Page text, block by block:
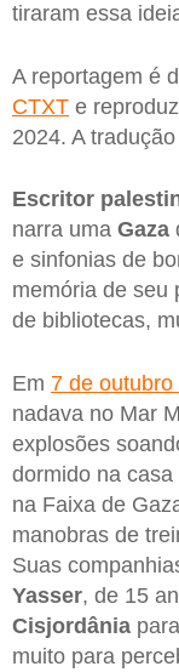
tiraram essa
A reportagem é
CTXT e
2024. A
Escritor
narra uma Gaza
e sinfonias de
memória de seu
de bibliotecas,
Em 7 de
nadava no Mar
explosões
dormido na casa
na Faixa de
manobras de
Suas
Yasser, de 15
Cisjordânia
muito para